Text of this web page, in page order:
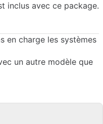
inclus avec ce package.
en charge les systèmes
un autre modèle que